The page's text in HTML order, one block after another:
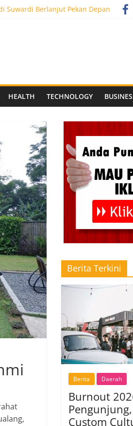
Sistem Social Media Tracking
Meriah
Exit Tol Pegandon
HEALTH TECHNOLOGY
Berita Terkini
Berita Daerah
Burnout
Custom